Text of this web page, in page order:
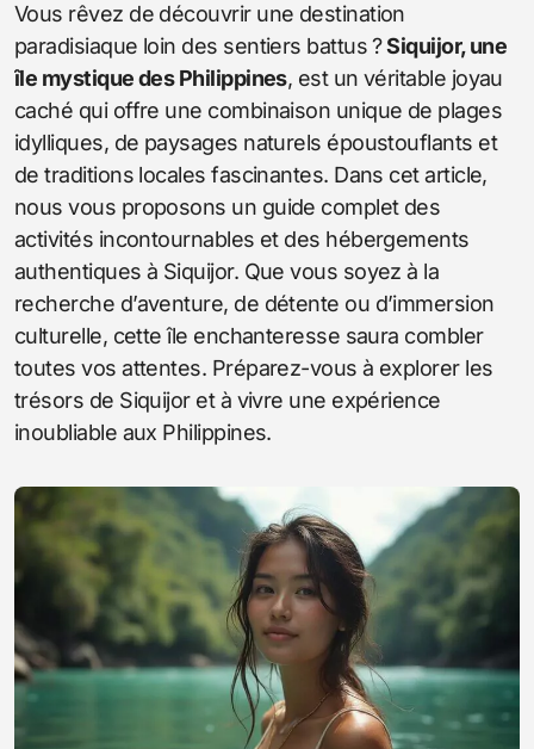
Vous rêvez de découvrir une destination
paradisiaque loin des sentiers battus ?Siquijor, une
île mystique des Philippines, est un véritable joyau
caché qui offre une combinaison unique de plages
idylliques, de paysages naturels époustouflants et
de traditions locales fascinantes. Dans cet article,
nous vous proposons un guide complet des
activités incontournables et des hébergements
authentiques à Siquijor. Que vous soyez à la
recherche d’aventure, de détente ou d’immersion
culturelle, cette île enchanteresse saura combler
toutes vos attentes. Préparez-vous à explorer les
trésors de Siquijor et à vivre une expérience
inoubliable aux Philippines.